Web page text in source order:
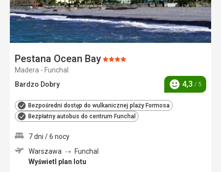
Pestana Ocean BayOcena:
Madera - Funchal
Bardzo Dobry
Ocena
4,3 / 5
Bezpośredni dostęp do wulkanicznej plaży Formosa
Bezpłatny autobus do centrum Funchal
7 dni / 6 nocy
Warszawa
Funchal
Wyświetl plan lotu